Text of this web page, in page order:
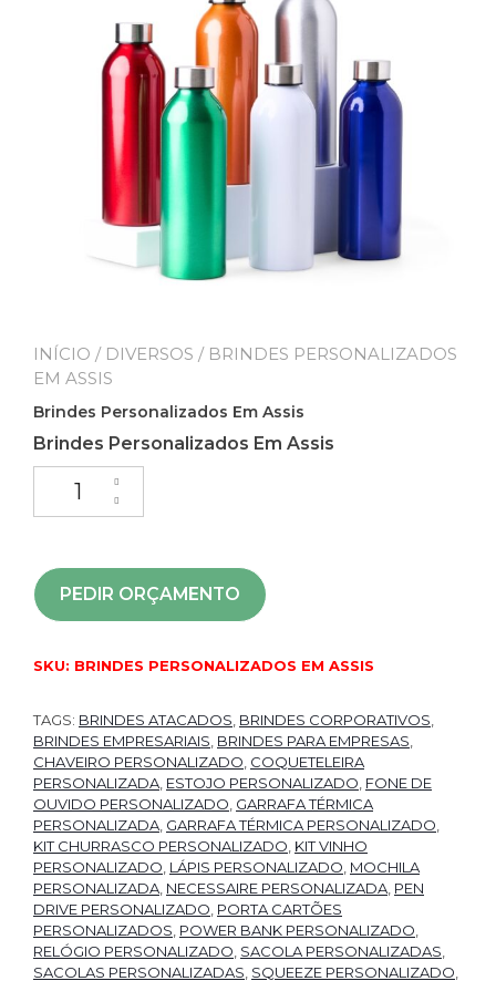
INÍCIO / DIVERSOS / BRINDES PERSONALIZADOS
EM ASSIS
Brindes Personalizados Em Assis
Brindes Personalizados Em Assis
PEDIR ORÇAMENTO
SKU: BRINDES PERSONALIZADOS EM ASSIS
TAGS: BRINDES ATACADOS BRINDES CORPORATIVOS
BRINDES EMPRESARIAIS BRINDES PARA EMPRESAS
CHAVEIRO PERSONALIZADO COQUETELEIRA
PERSONALIZADA ESTOJO PERSONALIZADO FONE DE
OUVIDO PERSONALIZADO GARRAFA TÉRMICA
PERSONALIZADA GARRAFA TÉRMICA PERSONALIZADO
KIT CHURRASCO PERSONALIZADO KIT VINHO
PERSONALIZADO LÁPIS PERSONALIZADO MOCHILA
PERSONALIZADA NECESSAIRE PERSONALIZADA PEN
DRIVE PERSONALIZADO PORTA CARTÕES
PERSONALIZADOS POWER BANK PERSONALIZADO
RELÓGIO PERSONALIZADO SACOLA PERSONALIZADAS
SACOLAS PERSONALIZADAS SQUEEZE PERSONALIZADO